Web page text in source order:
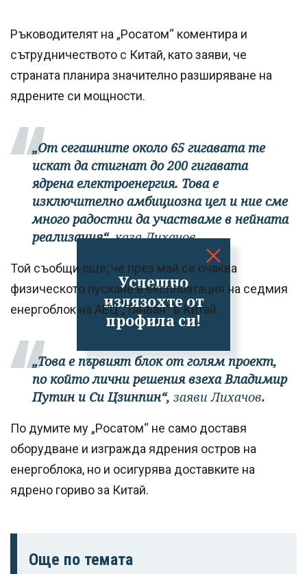
Успешно
излязохте от
профила си!
Ръководителят на „Росатом“ коментира и
сътрудничеството с Китай, като заяви, че
страната планира значително разширяване на
ядрените си мощности.
„От сегашните около 65 гигавата те
искат да стигнат до 200 гигавата
ядрена електроенергия. Това е
изключително амбициозна цел и ние сме
много радостни да участваме в нейната
реализация“,каза Лихачов.
Той съобщи още, че през май се очаква
физическото пускане в експлоатация на седмия
енергоблок на АЕЦ „Тянван“ в Китай.
„Това е първият блок от голям проект,
по който лични решения взеха Владимир
Путин и Си Цзинпин“, заяви Лихачов.
По думите му „Росатом“ не само доставя
оборудване и изгражда ядрения остров на
енергоблока, но и осигурява доставките на
ядрено гориво за Китай.
Още по темата